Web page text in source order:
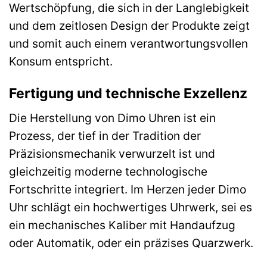
Wertschöpfung, die sich in der Langlebigkeit
und dem zeitlosen Design der Produkte zeigt
und somit auch einem verantwortungsvollen
Konsum entspricht.
Fertigung und technische Exzellenz
Die Herstellung von Dimo Uhren ist ein
Prozess, der tief in der Tradition der
Präzisionsmechanik verwurzelt ist und
gleichzeitig moderne technologische
Fortschritte integriert. Im Herzen jeder Dimo
Uhr schlägt ein hochwertiges Uhrwerk, sei es
ein mechanisches Kaliber mit Handaufzug
oder Automatik, oder ein präzises Quarzwerk.